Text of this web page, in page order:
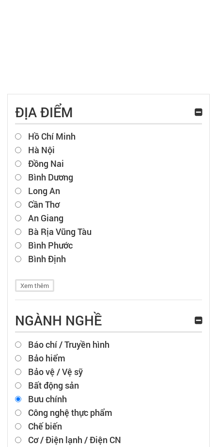
ĐỊA ĐIỂM
Hồ Chí Minh
Hà Nội
Đồng Nai
Bình Dương
Long An
Cần Thơ
An Giang
Bà Rịa Vũng Tàu
Bình Phước
Bình Định
Xem thêm
NGÀNH NGHỀ
Báo chí / Truyền hình
Bảo hiểm
Bảo vệ / Vệ sỹ
Bất động sản
Bưu chính
Công nghệ thực phẩm
Chế biến
Cơ / Điện lạnh / Điện CN